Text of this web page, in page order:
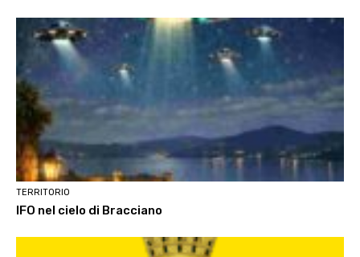
TERRITORIO
IFO nel cielo di Bracciano